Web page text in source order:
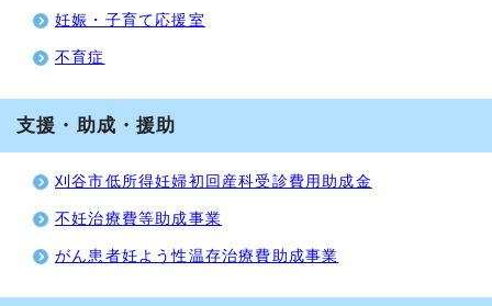
妊娠・子育て応援室
不育症
支援・助成・援助
刈谷市低所得妊婦初回産科受診費用助成金
不妊治療費等助成事業
がん患者妊よう性温存治療費助成事業